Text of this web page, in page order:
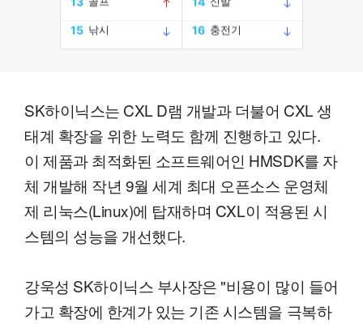
SK하이닉스는 CXL D램 개발과 더불어 CXL 생
태계 확장을 위한 노력도 함께 진행하고 있다.
이 제품과 최적화된 소프트웨어인 HMSDK를 자
체 개발해 작년 9월 세계 최대 오픈소스 운영체
제 리눅스(Linux)에 탑재하며 CXL이 적용된 시
스템의 성능을 개선했다.
강욱성 SK하이닉스 부사장은 "비용이 많이 들어
가고 확장에 한계가 있는 기존 시스템을 극복하